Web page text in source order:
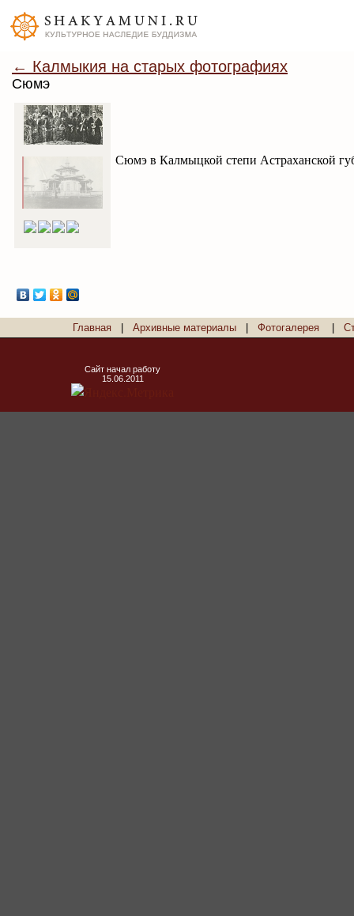
← Калмыкия на старых фотографиях
Сюмэ
Сюмэ в Калмыцкой степи Астраханской
Главная Архивные материалы Фотогалерея
Сайт начал работу
15.06.2011